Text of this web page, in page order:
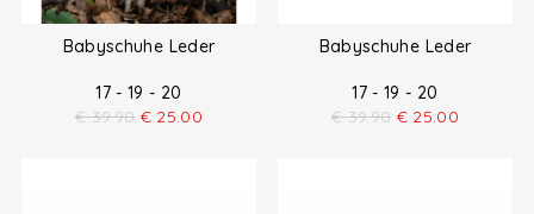
Babyschuhe Leder
17 - 19 - 20
€ 39.90 € 25.00
Babyschuhe Leder
17 - 19 - 20
€ 39.90 € 25.00